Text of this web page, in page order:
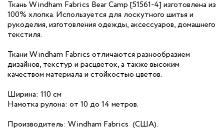
Ткань Windham Fabrics Bear Camp [51561-4] изготовлена из
100% хлопка. Используется для лоскутного шитья и
рукоделия, изготовления одежды, аксессуаров, домашнего
текстиля.
Ткани Windham Fabrics отличаются разнообразием
дизайнов, текстур и расцветок, а также высоким
качеством материала и стойкостью цветов.
Ширина: 110 см
Намотка рулона: от 10 до 14 метров.
Производитель: Windham Fabrics (США).